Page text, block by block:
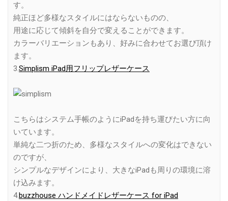
す。
純正ほど多様なスタイルにはならないものの、
用途に応じて傾斜を自分で変えることができます。
カラーバリエーションもあり、好みに合わせてお選び頂け
ます。
3.Simplism iPad用フリップレザーケース
こちらはシステム手帳のようにiPadを持ち運びたい方に向
いています。
単純な二つ折のため、多様なスタイルへの変化はできない
のですが、
シンプルなデザインにより、大きなiPadも周りの環境に溶
け込みます。
4.buzzhouse ハンドメイドレザーケース for iPad